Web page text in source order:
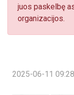
juos paskelbę
organizacijos.
2025-06-11 09:28